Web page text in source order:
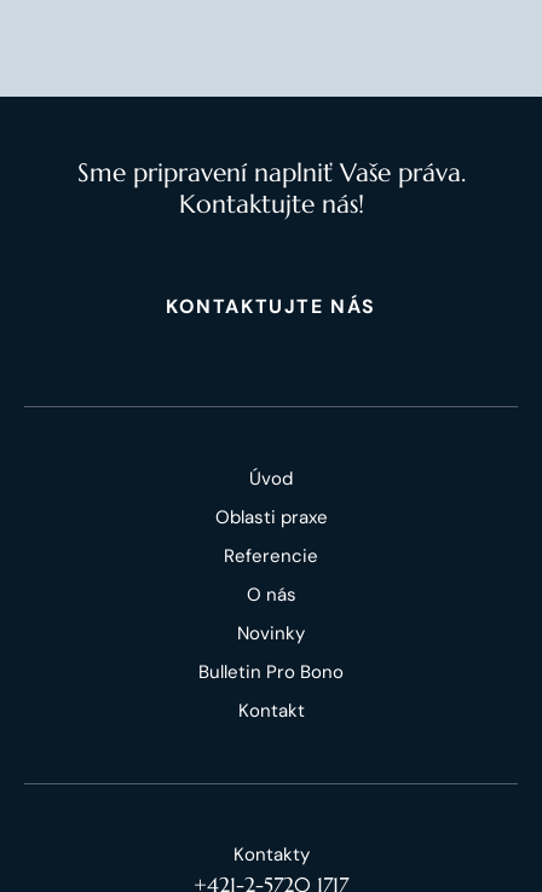
Sme pripravení naplniť Vaše práva.
Kontaktujte nás!
KONTAKTUJTE NÁS
Úvod
Oblasti praxe
Referencie
O nás
Novinky
Bulletin Pro Bono
Kontakt
Kontakty
+421-2-5720 1717